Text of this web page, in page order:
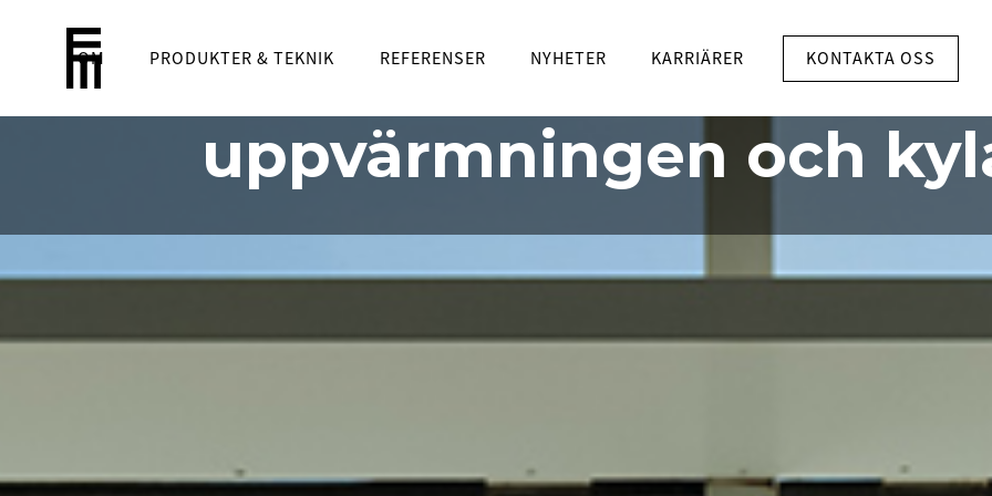
OM PRODUKTER & TEKNIK REFERENSER NYHETER KARRIÄRER KONTAKTA OSS
Den effektivaste
uppvärmningen och